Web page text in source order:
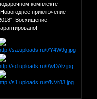
комплекте
приключение
Восхищение